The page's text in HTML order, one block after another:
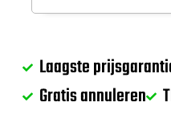
Laagste
Gratis annuleren